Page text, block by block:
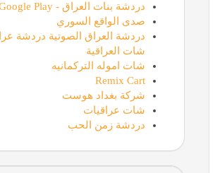
دردشة بنات العراق - Google Play
صدى الواقع السوري
دردشة العراق الصوتية دردشة
شات العراقية
شات اموله التركمانيه
Remix Cart
شركة بغداد هوست
شات عراقيات
دردشة زمن الحب